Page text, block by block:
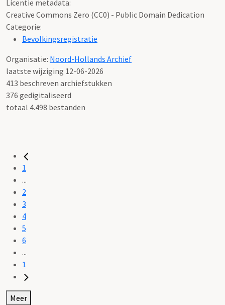
Licentie metadata:
Creative Commons Zero (CC0) - Public Domain Dedication
Categorie:
Bevolkingsregistratie
Organisatie: Noord-Hollands Archief
laatste wijziging 12-06-2026
413 beschreven archiefstukken
376 gedigitaliseerd
totaal 4.498 bestanden
1
...
2
3
4
5
6
...
1
Meer